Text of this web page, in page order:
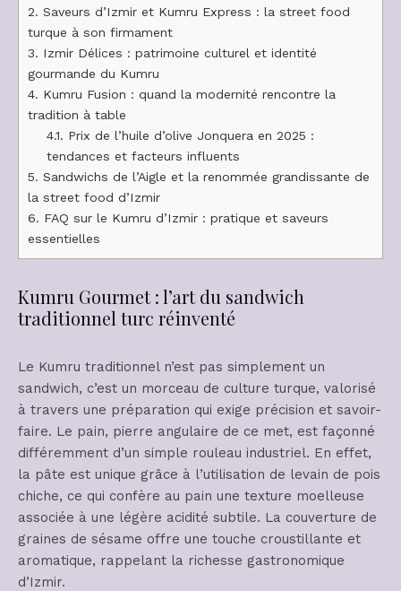
2. Saveurs d’Izmir et Kumru Express : la street food
turque à son firmament
3. Izmir Délices : patrimoine culturel et identité
gourmande du Kumru
4. Kumru Fusion : quand la modernité rencontre la
tradition à table
4.1. Prix de l’huile d’olive Jonquera en 2025 :
tendances et facteurs influents
5. Sandwichs de l’Aigle et la renommée grandissante de
la street food d’Izmir
6. FAQ sur le Kumru d’Izmir : pratique et saveurs
essentielles
Kumru Gourmet : l’art du sandwich
traditionnel turc réinventé
Le Kumru traditionnel n’est pas simplement un
sandwich, c’est un morceau de culture turque, valorisé
à travers une préparation qui exige précision et savoir-
faire. Le pain, pierre angulaire de ce met, est façonné
différemment d’un simple rouleau industriel. En effet,
la pâte est unique grâce à l’utilisation de levain de pois
chiche, ce qui confère au pain une texture moelleuse
associée à une légère acidité subtile. La couverture de
graines de sésame offre une touche croustillante et
aromatique, rappelant la richesse gastronomique
d’Izmir.